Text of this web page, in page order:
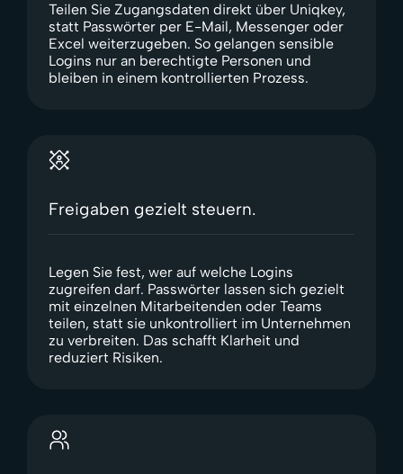
Teilen Sie Zugangsdaten direkt über Uniqkey,
statt Passwörter per E-Mail, Messenger oder
Excel weiterzugeben. So gelangen sensible
Logins nur an berechtigte Personen und
bleiben in einem kontrollierten Prozess.
Freigaben gezielt steuern.
Legen Sie fest, wer auf welche Logins
zugreifen darf. Passwörter lassen sich gezielt
mit einzelnen Mitarbeitenden oder Teams
teilen, statt sie unkontrolliert im Unternehmen
zu verbreiten. Das schafft Klarheit und
reduziert Risiken.